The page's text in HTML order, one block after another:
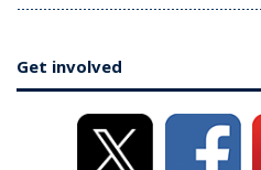
Get involved